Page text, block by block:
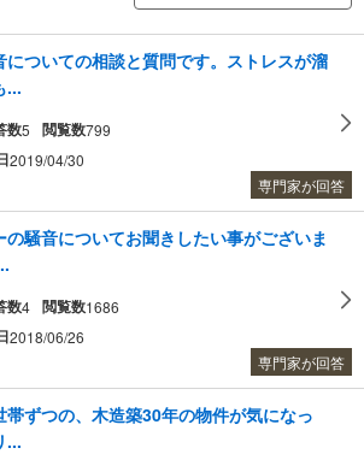
についての相談と質問です。ストレスが溜
...
数5 閲覧数799
2019/04/30
専門家が回答
の騒音についてお聞きしたい事がございま
数4 閲覧数1686
2018/06/26
専門家が回答
帯ずつの、木造築30年の物件が気になっ
...